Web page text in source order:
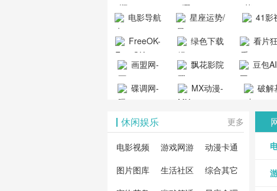
山东欣烨化工有限公
航-办公运营
院-哪吒影院
提供最新、
最全的高清
电影、电视
剧、动漫和
综艺节目免
台内容丰
富，更新快
速，支持在
线观看，满
画-官网
动漫综
电影导航
- 免费看电影
就来这！ | 快
导航网-免费
看电影就来
量免费看电
影网站！
星座运势/
最星座/美国
神婆星座网
41影
聚合最近
看的电视
最新电
站-41影
成全短
视剧、
看的电
FreeOK-
FreeOK影视
官网-最新影
视资源|追剧
绿色下载
吧
看片
- 高清视
源免费在
观看
画盟网-
画师联盟官
_huashilm.com_
动漫综合
飘花影院
网
豆包
天智能对
网页版入
碟调网-
提供最新电
视剧和2025
的在线观
MX动漫-
破解
整合当
联网最
软件免
休闲娱乐 更多
电影视频 游戏网游
动漫卡通
图片图库
生活社区
综合其它